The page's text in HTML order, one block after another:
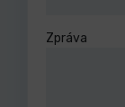
Zpráva